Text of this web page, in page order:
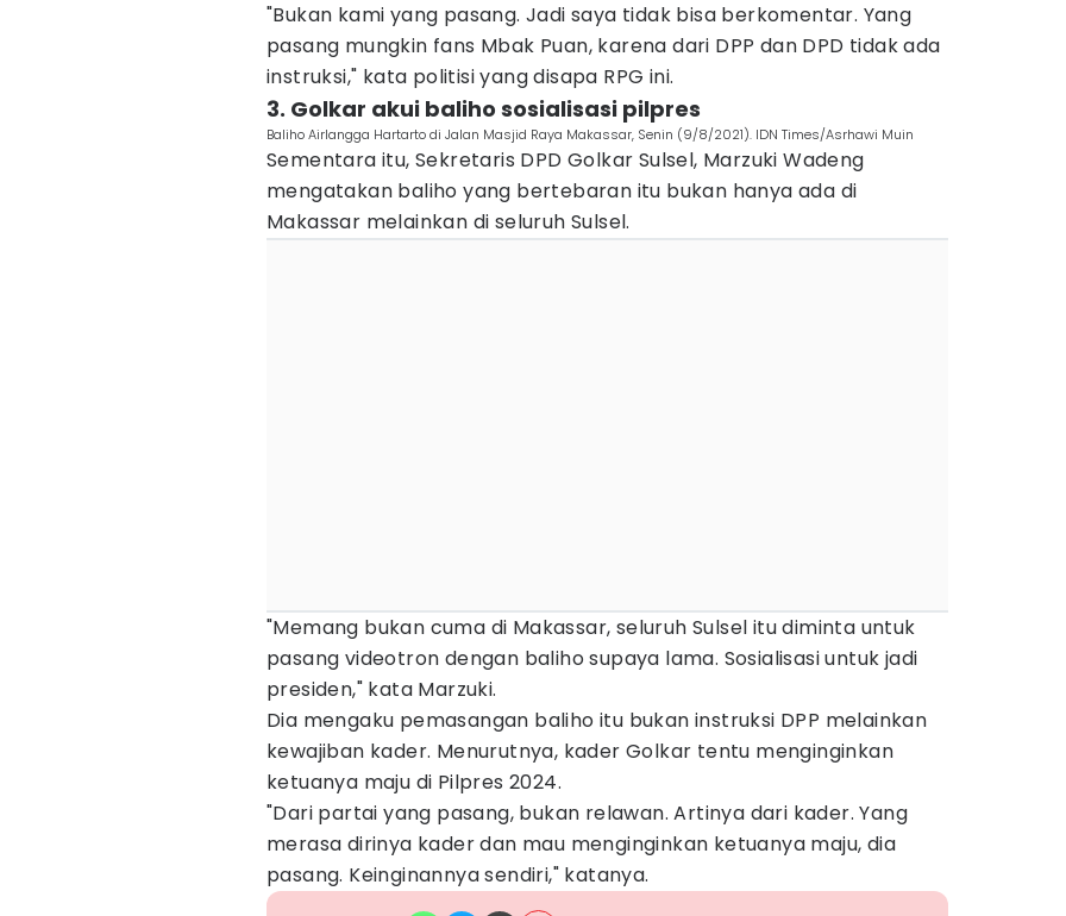
"Bukan kami yang pasang. Jadi saya tidak bisa berkomentar. Yang
pasang mungkin fans Mbak Puan, karena dari DPP dan DPD tidak ada
instruksi," kata politisi yang disapa RPG ini.
3. Golkar akui baliho sosialisasi pilpres
Baliho Airlangga Hartarto di Jalan Masjid Raya Makassar, Senin (9/8/2021). IDN Times/Asrhawi Muin
Sementara itu, Sekretaris DPD Golkar Sulsel, Marzuki Wadeng
mengatakan baliho yang bertebaran itu bukan hanya ada di
Makassar melainkan di seluruh Sulsel.
"Memang bukan cuma di Makassar, seluruh Sulsel itu diminta untuk
pasang videotron dengan baliho supaya lama. Sosialisasi untuk jadi
presiden," kata Marzuki.
Dia mengaku pemasangan baliho itu bukan instruksi DPP melainkan
kewajiban kader. Menurutnya, kader Golkar tentu menginginkan
ketuanya maju di Pilpres 2024.
"Dari partai yang pasang, bukan relawan. Artinya dari kader. Yang
merasa dirinya kader dan mau menginginkan ketuanya maju, dia
pasang. Keinginannya sendiri," katanya.